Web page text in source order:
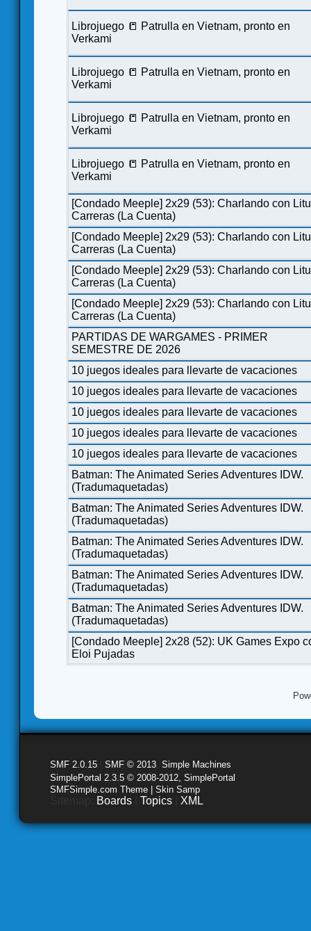
Librojuego 📒 Patrulla en Vietnam, pronto en
Verkami
Librojuego 📒 Patrulla en Vietnam, pronto en
Verkami
Librojuego 📒 Patrulla en Vietnam, pronto en
Verkami
Librojuego 📒 Patrulla en Vietnam, pronto en
Verkami
[Condado Meeple] 2x29 (53): Charlando con
Carreras (La Cuenta)
[Condado Meeple] 2x29 (53): Charlando con
Carreras (La Cuenta)
[Condado Meeple] 2x29 (53): Charlando con
Carreras (La Cuenta)
[Condado Meeple] 2x29 (53): Charlando con
Carreras (La Cuenta)
PARTIDAS DE WARGAMES - PRIMER
SEMESTRE DE 2026
10 juegos ideales para llevarte de vacaciones
10 juegos ideales para llevarte de vacaciones
10 juegos ideales para llevarte de vacaciones
10 juegos ideales para llevarte de vacaciones
10 juegos ideales para llevarte de vacaciones
Batman: The Animated Series Adventures IDW.
(Tradumaquetadas)
Batman: The Animated Series Adventures IDW.
(Tradumaquetadas)
Batman: The Animated Series Adventures IDW.
(Tradumaquetadas)
Batman: The Animated Series Adventures IDW.
(Tradumaquetadas)
Batman: The Animated Series Adventures IDW.
(Tradumaquetadas)
[Condado Meeple] 2x28 (52): UK Games Expo
Eloi Pujadas
SMF 2.0.15 SMF © 2013 Simple Machines
SimplePortal 2.3.5 © 2008-2012, SimplePortal
SMFSimple.com Theme | Skin Samp
Boards Topics XML